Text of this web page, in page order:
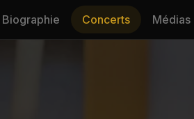
Biographie Concerts Médias